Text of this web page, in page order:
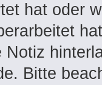
hat oder
Notiz
Bitte